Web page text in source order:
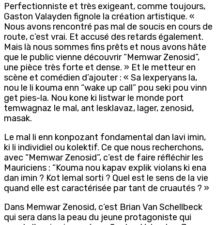
Perfectionniste et très exigeant, comme toujours,
Gaston Valayden fignole la création artistique. «
Nous avons rencontré pas mal de soucis en cours de
route, c’est vrai. Et accusé des retards également.
Mais là nous sommes fins prêts et nous avons hâte
que le public vienne découvrir “Memwar Zenosid”,
une pièce très forte et dense. » Et le metteur en
scène et comédien d’ajouter : « Sa lexperyans la,
nou le li kouma enn “wake up call” pou seki pou vinn
get pies-la. Nou kone ki listwar le monde port
temwagnaz le mal, ant lesklavaz, lager, zenosid,
masak.
Le mal li enn konpozant fondamental dan lavi imin,
ki li individiel ou kolektif. Ce que nous recherchons,
avec “Memwar Zenosid”, c’est de faire réfléchir les
Mauriciens : “Kouma nou kapav explik violans ki ena
dan imin ? Kot lemal sorti ? Quel est le sens de la vie
quand elle est caractérisée par tant de cruautés ? »
Dans Memwar Zenosid, c’est Brian Van Schellbeck
qui sera dans la peau du jeune protagoniste qui